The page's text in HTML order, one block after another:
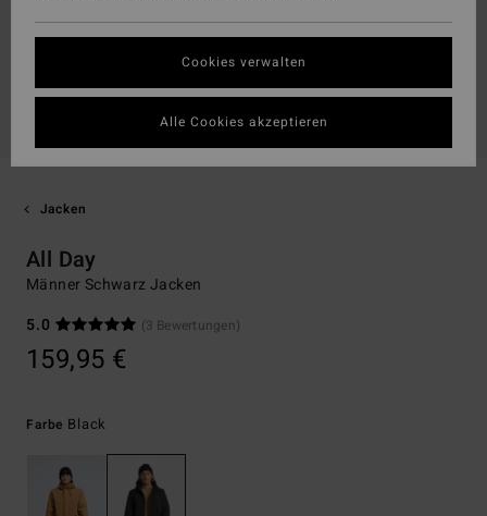
Jacken
All Day
Männer Schwarz Jacken
5.0
(3 Bewertungen)
159,95 €
Farbe Black
Cookies verwalten
Alle Cookies akzeptieren